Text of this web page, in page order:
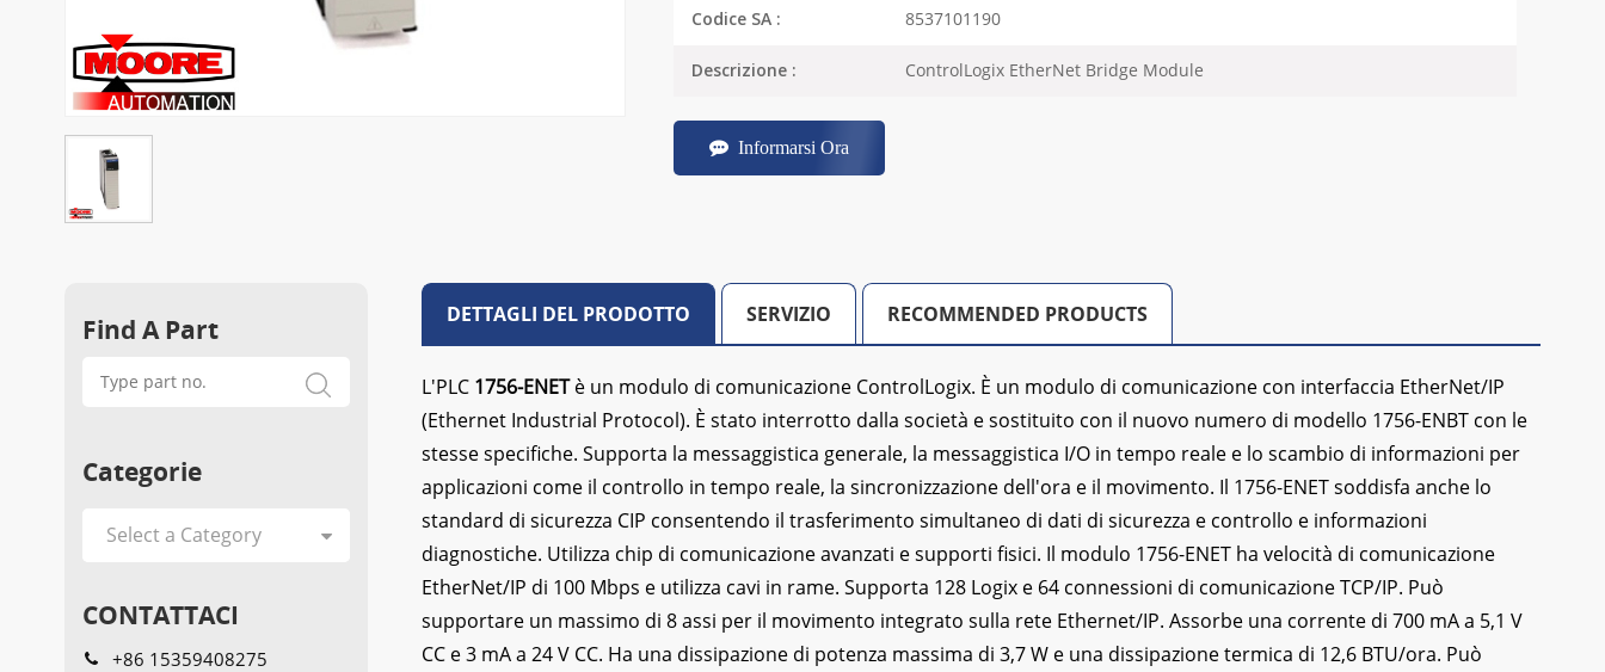
Codice SA : 8537101190
Descrizione : ControlLogix EtherNet Bridge Module
Informarsi Ora
DETTAGLI DEL PRODOTTO SERVIZIO RECOMMENDED PRODUCTS
L'PLC 1756-ENETè un modulo di comunicazione ControlLogix. È un modulo di comunicazione con interfaccia EtherNet/IP
(Ethernet Industrial Protocol). È stato interrotto dalla società e sostituito con il nuovo numero di modello 1756-ENBT con le
stesse specifiche. Supporta la messaggistica generale, la messaggistica I/O in tempo reale e lo scambio di informazioni per
applicazioni come il controllo in tempo reale, la sincronizzazione dell'ora e il movimento. Il 1756-ENET soddisfa anche lo
standard di sicurezza CIP consentendo il trasferimento simultaneo di dati di sicurezza e controllo e informazioni
diagnostiche. Utilizza chip di comunicazione avanzati e supporti fisici. Il modulo 1756-ENET ha velocità di comunicazione
EtherNet/IP di 100 Mbps e utilizza cavi in rame. Supporta 128 Logix e 64 connessioni di comunicazione TCP/IP. Può
supportare un massimo di 8 assi per il movimento integrato sulla rete Ethernet/IP. Assorbe una corrente di 700 mA a 5,1 V
CC e 3 mA a 24 V CC. Ha una dissipazione di potenza massima di 3,7 W e una dissipazione termica di 12,6 BTU/ora. Può
Find A Part
Categorie
CONTATTACI
+86 15359408275